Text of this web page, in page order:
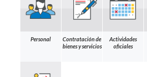
Personal
Contratación de
bienes y servicios
Actividades
oficiales